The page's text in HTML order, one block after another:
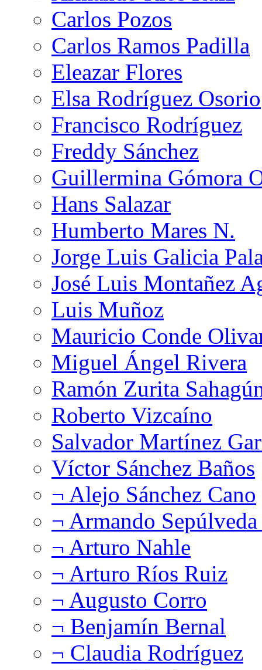
Carlos Pozos
Carlos Ramos Padilla
Eleazar Flores
Elsa Rodríguez Osorio
Francisco Rodríguez
Freddy Sánchez
Guillermina Gómora
Hans Salazar
Humberto Mares N.
Jorge Luis Galicia
José Luis Montañez
Luis Muñoz
Mauricio Conde
Miguel Ángel Rivera
Ramón Zurita
Roberto Vizcaíno
Salvador Martínez
Víctor Sánchez Baños
¬ Alejo Sánchez Cano
¬ Armando
¬ Arturo Nahle
¬ Arturo Ríos Ruiz
¬ Augusto Corro
¬ Benjamín Bernal
¬ Claudia Rodríguez